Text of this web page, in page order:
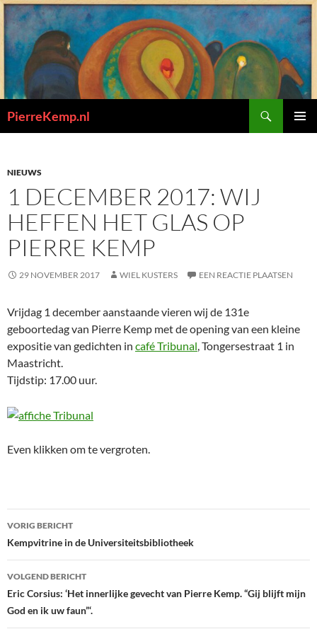
Ga
naar
de
inhoud
PierreKemp.nl
NIEUWS
1 DECEMBER 2017: WIJ
HEFFEN HET GLAS OP
PIERRE KEMP
29 NOVEMBER 2017 WIEL KUSTERS EEN REACTIE PLAATSEN
Vrijdag 1 december aanstaande vieren wij de 131e
geboortedag van Pierre Kemp met de opening van een kleine
expositie van gedichten in café Tribunal, Tongersestraat 1 in
Maastricht.
Tijdstip: 17.00 uur.
Even klikken om te vergroten.
Bericht
navigatie
VORIG BERICHT
Kempvitrine in de Universiteitsbibliotheek
VOLGEND BERICHT
Eric Corsius: ‘Het innerlijke gevecht van Pierre Kemp. “Gij blijft mijn
God en ik uw faun”‘.